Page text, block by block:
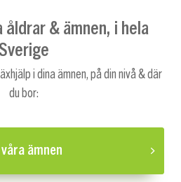
& ämnen, i hela
i dina ämnen, på din nivå & där
du bor:
våra ämnen